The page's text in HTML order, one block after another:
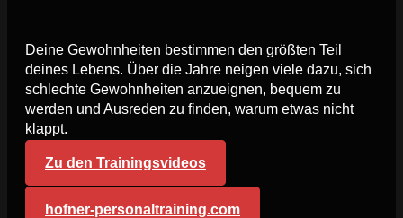
Deine Gewohnheiten bestimmen den größten Teil
deines Lebens. Über die Jahre neigen viele dazu, sich
schlechte Gewohnheiten anzueignen, bequem zu
werden und Ausreden zu finden, warum etwas nicht
klappt.
Zu den Trainingsvideos
hofner-personaltraining.com